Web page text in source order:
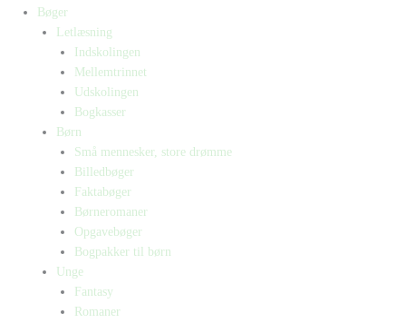
Bøger
Letlæsning
Indskolingen
Mellemtrinnet
Udskolingen
Bogkasser
Børn
Små mennesker, store drømme
Billedbøger
Faktabøger
Børneromaner
Opgavebøger
Bogpakker til børn
Unge
Fantasy
Romaner